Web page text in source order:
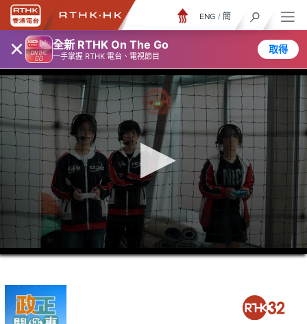
× 全新 RTHK On The Go
一手掌握 RTHK 電台、電視節目
取得
ENG / 簡
0
seconds
minutes,
seconds